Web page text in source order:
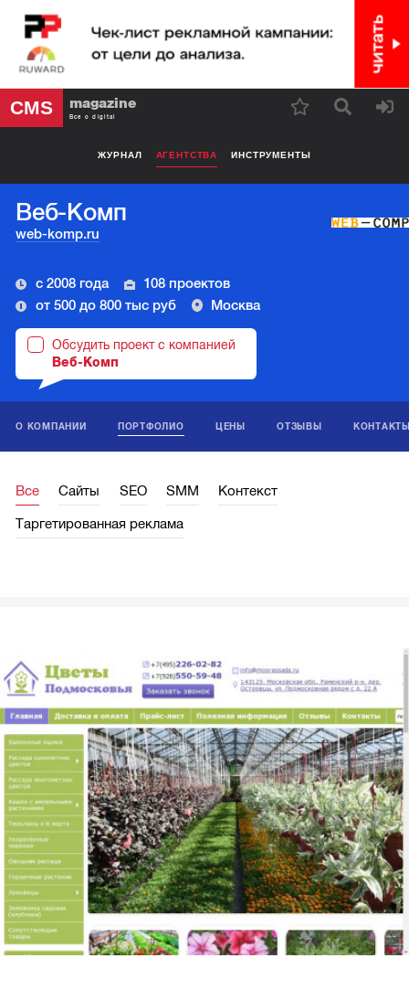
CMS magazine
Все о digital
ЖУРНАЛ АГЕНТСТВА ИНСТРУМЕНТЫ
Веб-Комп
web-komp.ru
с 2008 года
108 проектов
от 500 до 800 тыс руб
Москва
Обсудить проект с компанией
Веб-Комп
О КОМПАНИИ ПОРТФОЛИО ЦЕНЫ ОТЗЫВЫ
Все Сайты SEO SMM Контекст
Таргетированная реклама